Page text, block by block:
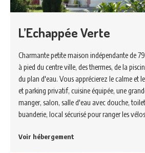
L’Echappée Verte
Charmante petite maison indépendante de
à pied du centre ville, des thermes, de la
du plan d'eau. Vous apprécierez le calme et
et parking privatif, cuisine équipée, une
manger, salon, salle d'eau avec douche,
buanderie, local sécurisé pour ranger les
Voir hébergement